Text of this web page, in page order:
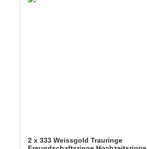
2 x 333 Weissgold Trauringe